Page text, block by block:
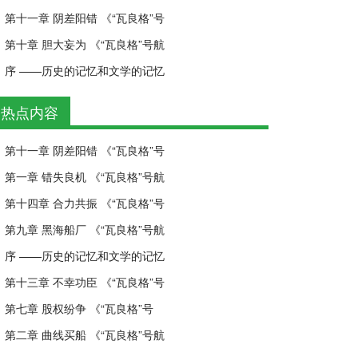
第十一章 阴差阳错 《“瓦良格”号
第十章 胆大妄为 《“瓦良格”号航
序 ——历史的记忆和文学的记忆
热点内容
第十一章 阴差阳错 《“瓦良格”号
第一章 错失良机 《“瓦良格”号航
第十四章 合力共振 《“瓦良格”号
第九章 黑海船厂 《“瓦良格”号航
序 ——历史的记忆和文学的记忆
第十三章 不幸功臣 《“瓦良格”号
第七章 股权纷争 《“瓦良格”号
第二章 曲线买船 《“瓦良格”号航